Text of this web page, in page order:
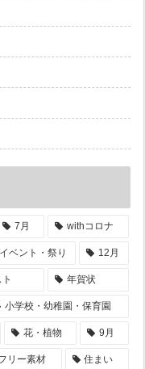
7月 withコロナ
イベント・祭り 12月
年賀状
小学校・幼稚園・保育園
花・植物 9月
リー素材 住まい